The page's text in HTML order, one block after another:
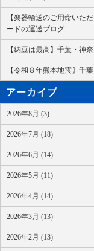
【楽器輸送のご用命いた
ードの運送ブログ
【納豆は最高】千葉・神
【令和８年熊本地震】千
アーカイブ
2026年8月 (3)
2026年7月 (18)
2026年6月 (14)
2026年5月 (11)
2026年4月 (14)
2026年3月 (13)
2026年2月 (13)